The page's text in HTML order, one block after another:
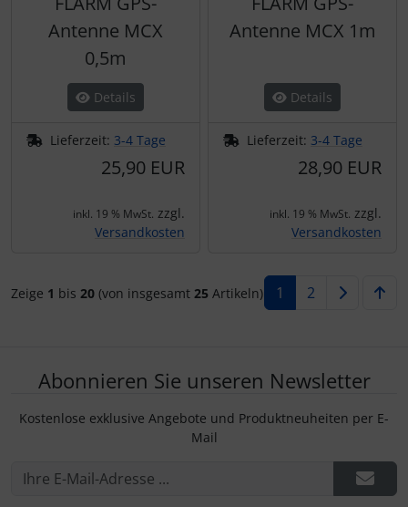
Antenne MCX
0,5m
Details
Lieferzeit: 3-4 Tage
25,90 EUR
inkl. 19 % MwSt. zzgl.
Versandkosten
Antenne MCX 1m
Details
Lieferzeit: 3-4 Tage
28,90 EUR
inkl. 19 % MwSt. zzgl.
Versandkosten
Zeige 1 bis 20 (von insgesamt 25 Artikeln) 1 2
Abonnieren Sie unseren Newsletter
Kostenlose exklusive Angebote und Produktneuheiten per E-
Mail